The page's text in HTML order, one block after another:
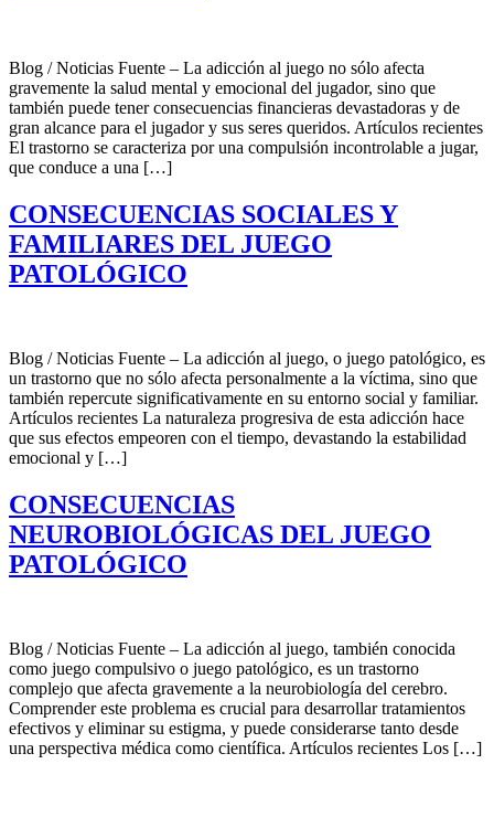
Blog / Noticias Fuente – La adicción al juego no sólo afecta
gravemente la salud mental y emocional del jugador, sino que
también puede tener consecuencias financieras devastadoras y de
gran alcance para el jugador y sus seres queridos. Artículos recientes
El trastorno se caracteriza por una compulsión incontrolable a jugar,
que conduce a una […]
CONSECUENCIAS SOCIALES Y
FAMILIARES DEL JUEGO
PATOLÓGICO
Blog / Noticias Fuente – La adicción al juego, o juego patológico, es
un trastorno que no sólo afecta personalmente a la víctima, sino que
también repercute significativamente en su entorno social y familiar.
Artículos recientes La naturaleza progresiva de esta adicción hace
que sus efectos empeoren con el tiempo, devastando la estabilidad
emocional y […]
CONSECUENCIAS
NEUROBIOLÓGICAS DEL JUEGO
PATOLÓGICO
Blog / Noticias Fuente – La adicción al juego, también conocida
como juego compulsivo o juego patológico, es un trastorno
complejo que afecta gravemente a la neurobiología del cerebro.
Comprender este problema es crucial para desarrollar tratamientos
efectivos y eliminar su estigma, y puede considerarse tanto desde
una perspectiva médica como científica. Artículos recientes Los […]